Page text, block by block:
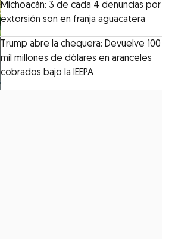
Michoacán: 3 de cada 4 denuncias por
extorsión son en franja aguacatera
Trump abre la chequera: Devuelve 100
mil millones de dólares en aranceles
cobrados bajo la IEEPA